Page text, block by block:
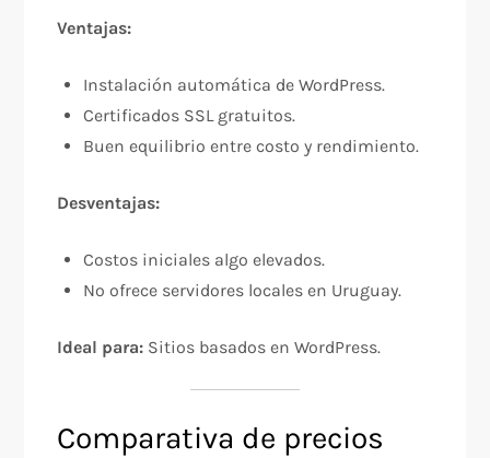
Ventajas:
Instalación automática de WordPress.
Certificados SSL gratuitos.
Buen equilibrio entre costo y rendimiento.
Desventajas:
Costos iniciales algo elevados.
No ofrece servidores locales en Uruguay.
Ideal para: Sitios basados en WordPress.
Comparativa de precios